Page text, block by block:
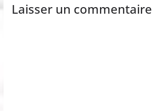
Laisser un commentaire